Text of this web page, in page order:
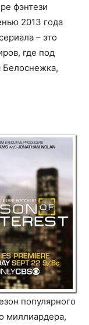
фэнтези
2013 года
– это
где под
популярного
миллиардера,